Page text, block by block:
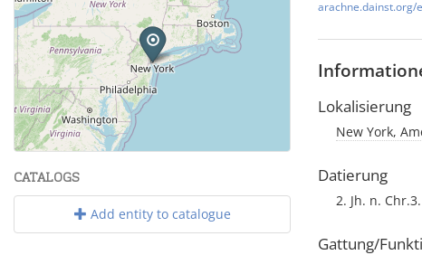
−
Leaflet| Maps and Data ©
CATALOGS
Add entity to catalogue
arachne.dainst.org/
Lokalisierung
New York,
Datierung
2. Jh. n.
Gattung/